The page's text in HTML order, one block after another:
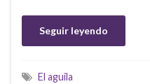
Seguir leyendo
El aguila